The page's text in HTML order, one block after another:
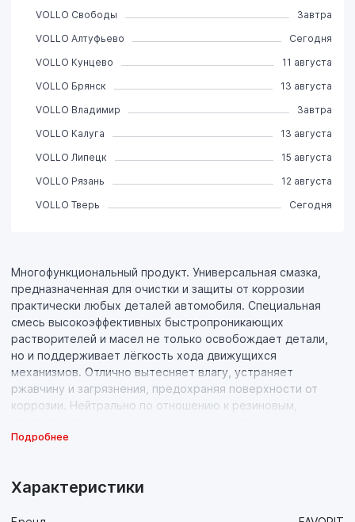
Многофункциональный продукт. Универсальная смазка,
предназначенная для очистки и защиты от коррозии
практически любых деталей автомобиля. Специальная
смесь высокоэффективных быстропроникающих
растворителей и масел не только освобождает детали,
но и поддерживает лёгкость хода движущихся
механизмов. Отлично вытесняет влагу, устраняет
ржавчину и загрязнения, предохраняя поверхности от
коррозии. Нейтрально по отношению к резиновым,
поверхностям.
Подробнее
Характеристики
VOLLO Свободы
Завтра
VOLLO Алтуфьево
Сегодня
VOLLO Кунцево
11 августа
VOLLO Брянск
13 августа
VOLLO Владимир
Завтра
VOLLO Калуга
13 августа
VOLLO Липецк
15 августа
VOLLO Рязань
12 августа
VOLLO Тверь
Сегодня